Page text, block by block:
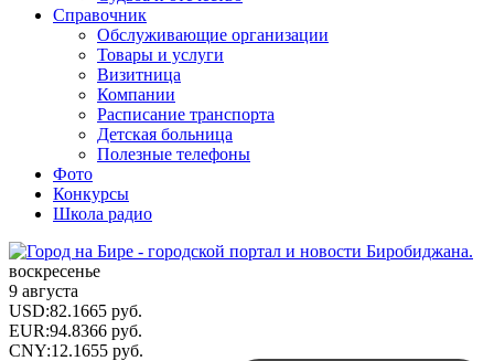
Справочник
Обслуживающие организации
Товары и услуги
Визитница
Компании
Расписание транспорта
Детская больница
Полезные телефоны
Фото
Конкурсы
Школа радио
воскресенье
9 августа
USD:82.1665 руб.
EUR:94.8366 руб.
CNY:12.1655 руб.